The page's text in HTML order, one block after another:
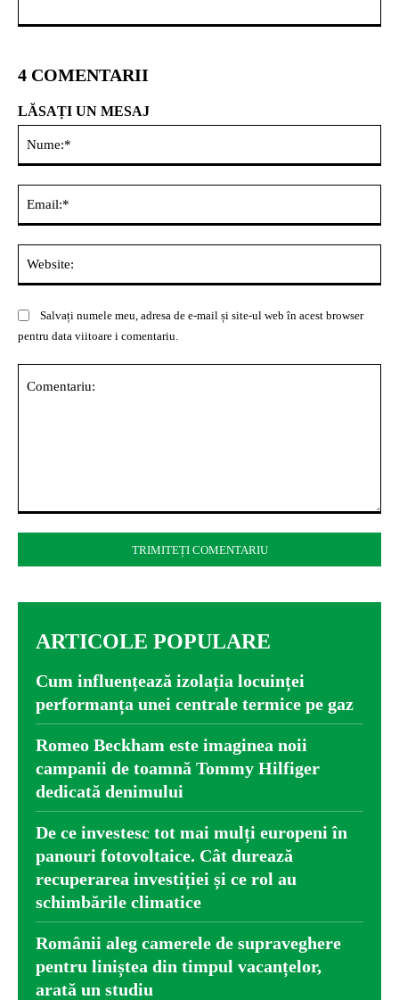
4 COMENTARII
LĂSAȚI UN MESAJ
Salvați numele meu, adresa de e-mail și site-ul web în acest browser
pentru data viitoare i comentariu.
ARTICOLE POPULARE
Cum influențează izolația locuinței
performanța unei centrale termice pe gaz
Romeo Beckham este imaginea noii
campanii de toamnă Tommy Hilfiger
dedicată denimului
De ce investesc tot mai mulți europeni în
panouri fotovoltaice. Cât durează
recuperarea investiției și ce rol au
schimbările climatice
Românii aleg camerele de supraveghere
pentru liniștea din timpul vacanțelor,
arată un studiu